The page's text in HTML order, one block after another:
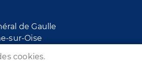
de Gaulle
sur-Oise
cookies.